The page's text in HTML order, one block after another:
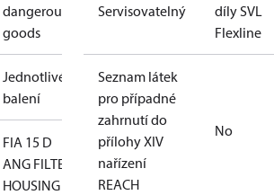
dangerous
goods
Jednotlivé
balení
FIA 15 D
ANG FILTER
HOUSING
Servisovatelný
díly SVL
Flexline
Seznam látek
pro případné
zahrnutí do
přílohy XIV
nařízení
REACH
No